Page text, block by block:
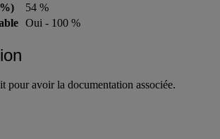
54 %
Oui - 100 %
pour avoir la documentation associée.